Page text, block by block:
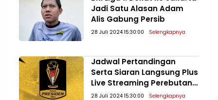
Jadi Satu Alasan Adam
Alis Gabung Persib
28 Juli 2024 15:30:00 Selengkapnya
Jadwal Pertandingan
Serta Siaran Langsung Plus
Live Streaming Perebutan
Posisi Tiga dan Final Piala
28 Juli 2024 15:30:00 Selengkapnya